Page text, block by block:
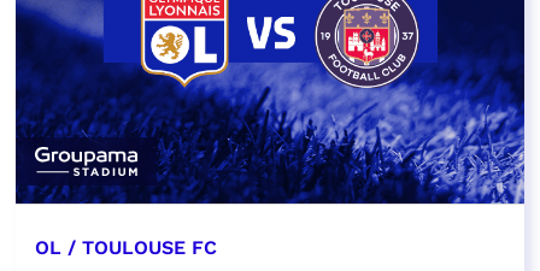
OL / TOULOUSE FC